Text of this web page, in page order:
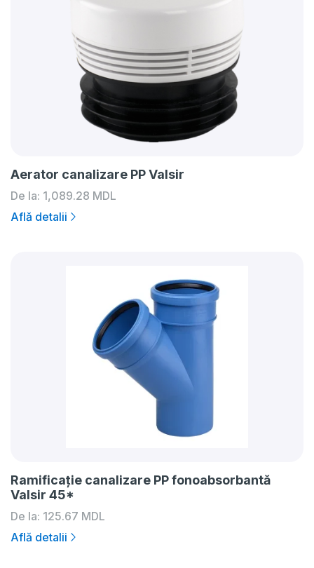
Aerator canalizare PP Valsir
De la: 1,089.28 MDL
Află detalii
Ramificaţie canalizare PP fonoabsorbantă
Valsir 45*
De la: 125.67 MDL
Află detalii